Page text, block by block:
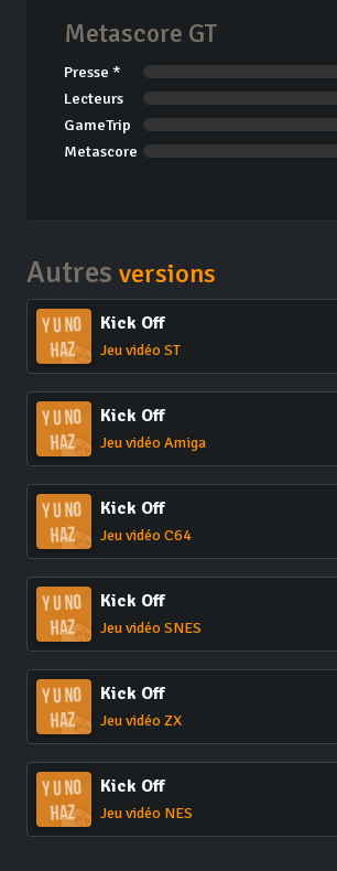
Metascore GT
Presse *
Lecteurs
GameTrip
Metascore
Autres versions
Kick Off
Jeu vidéo ST
Kick Off
Jeu vidéo Amiga
Kick Off
Jeu vidéo C64
Kick Off
Jeu vidéo SNES
Kick Off
Jeu vidéo ZX
Kick Off
Jeu vidéo NES